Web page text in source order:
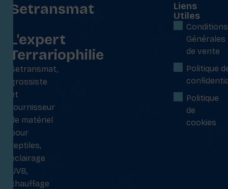
Setransmat
L'expert
Terrariophilie
Setransmat,
grossiste
et
fournisseur
de matériel
pour
reptiles,
éclairage
UVB,
chauffage
Liens
Utiles
Conditions
Générales
de vente
Politique
Politique
de
cookies